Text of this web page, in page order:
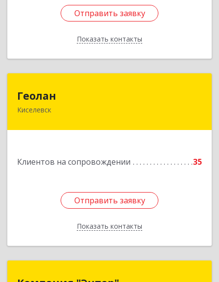
Отправить заявку
Показать контакты
Отправить заявку
Назад
Геолан
Киселевск
Клиентов на сопровождении 35
Отправить заявку
Показать контакты
Отправить заявку
Назад